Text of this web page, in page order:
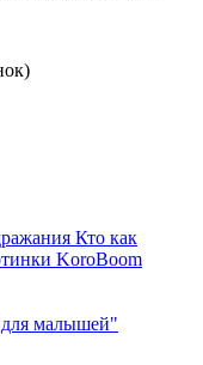
Кто как
KoroBoom
малышей"